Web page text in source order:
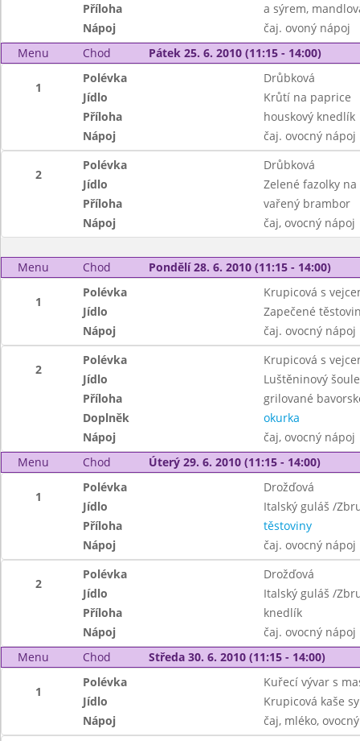
Příloha
a sýrem,
Nápoj
čaj. ovoný nápoj
Menu
Chod Pátek 25. 6. 2010 (11:15 - 14:00)
1
Polévka
Drůbková
Jídlo
Krůtí na paprice
Příloha
houskový knedlík
Nápoj
čaj. ovocný nápoj
2
Polévka
Drůbková
Jídlo
Zelené fazolky
Příloha
vařený brambor
Nápoj
čaj, ovocný nápoj
Menu Chod Pondělí 28. 6. 2010 (11:15 - 14:00)
1
Polévka
Krupicová s
Jídlo
Zapečené
Nápoj
čaj. ovocný nápoj
2
Polévka
Krupicová s
Jídlo
Luštěninový
Příloha
grilované
Doplněk
okurka
Nápoj
čaj, ovocný nápoj
Menu
Chod Úterý 29. 6. 2010 (11:15 - 14:00)
1
Polévka
Drožďová
Jídlo
Italský guláš /
Příloha
těstoviny
Nápoj
čaj. ovocný nápoj
2
Polévka
Drožďová
Jídlo
Italský guláš /
Příloha
knedlík
Nápoj
čaj. ovocný nápoj
Menu
Chod Středa 30. 6. 2010 (11:15 - 14:00)
1
Polévka
Kuřecí vývar s
Jídlo
Krupicová kaše
Nápoj
čaj, mléko,